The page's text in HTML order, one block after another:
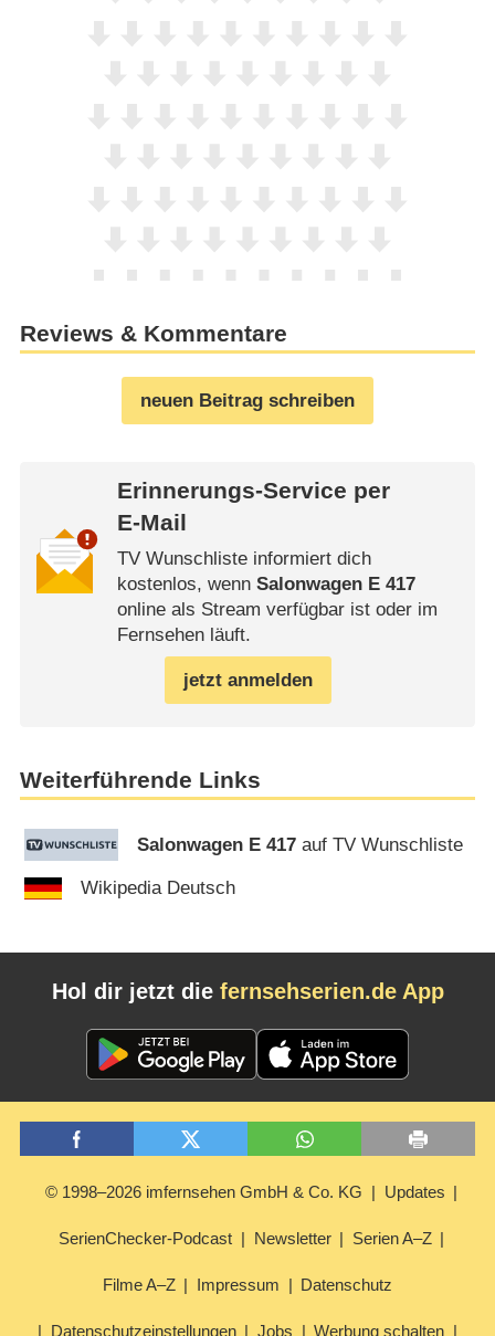
Reviews & Kommentare
neuen Beitrag schreiben
Erinnerungs-Service per
E-Mail
TV Wunschliste informiert dich
kostenlos, wenn Salonwagen E 417
online als Stream verfügbar ist oder im
Fernsehen läuft.
jetzt anmelden
Weiterführende Links
Salonwagen E 417 auf TV Wunschliste
Wikipedia Deutsch
Hol dir jetzt die fernsehserien.de App
© 1998–2026 imfernsehen GmbH & Co. KG Updates
SerienChecker-Podcast Newsletter Serien A–Z
Filme A–Z Impressum Datenschutz
Datenschutzeinstellungen Jobs Werbung schalten